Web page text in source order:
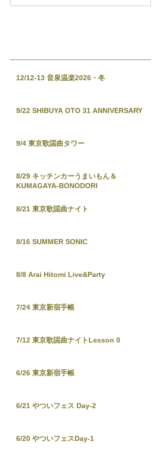
12/12-13 音泉温楽2026・冬
9/22 SHIBUYA OTO 31 ANNIVERSARY
9/4 東京歌謡曲タワー
8/29 キッチンカーうまいもん＆
KUMAGAYA-BONODORI
8/21 東京歌謡曲ナイト
8/16 SUMMER SONIC
8/8 Arai Hitomi Live&Party
7/24 東京新宿手帳
7/12 東京歌謡曲ナイトLesson 0
6/26 東京新宿手帳
6/21 やついフェス Day-2
6/20 やついフェスDay-1